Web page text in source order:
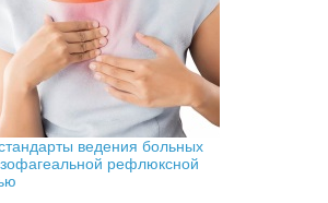
ведения больных
рефлюксной